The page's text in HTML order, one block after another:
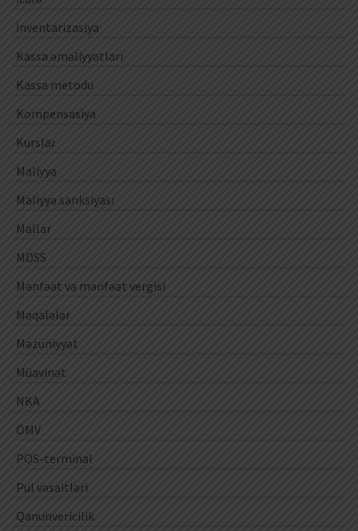
İnventarizasiya
Kassa əməliyyatları
Kassa metodu
Kompensasiya
Kurslar
Maliyyə
Maliyyə sanksiyası
Mallar
MDSS
Mənfəət və mənfəət vergisi
Məqalələr
Məzuniyyət
Müavinət
NKA
ÖMV
POS-terminal
Pul vəsaitləri
Qanunvericilik